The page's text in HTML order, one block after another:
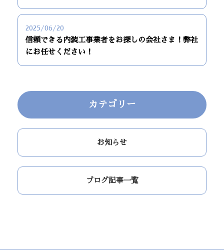
2025/06/20
信頼できる内装工事業者をお探しの会社さま！弊社
にお任せください！
カテゴリー
お知らせ
ブログ記事一覧